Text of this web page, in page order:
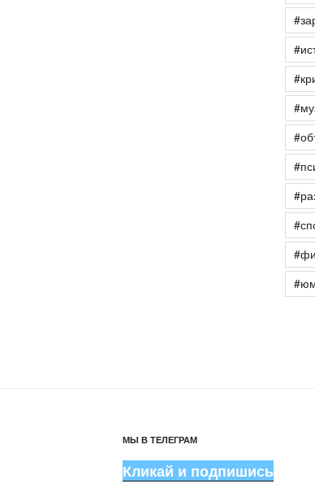
МЫ В ТЕЛЕГРАМ
Кликай и подпишись